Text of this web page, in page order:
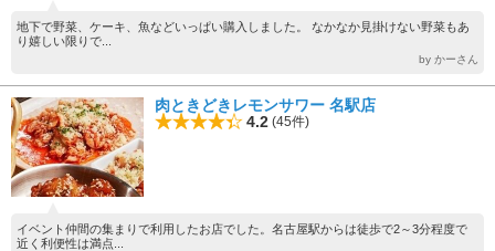
地下で野菜、ケーキ、魚などいっぱい購入しました。 なかなか見掛けない野菜もあ
り嬉しい限りで...
by かーさん
肉ときどきレモンサワー 名駅店
4.2 (45件)
イベント仲間の集まりで利用したお店でした。名古屋駅からは徒歩で2～3分程度で
近く利便性は満点...